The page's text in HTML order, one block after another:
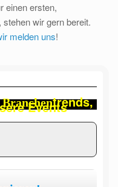
einen ersten,
wir gern bereit.
melden uns!
trends,
Events